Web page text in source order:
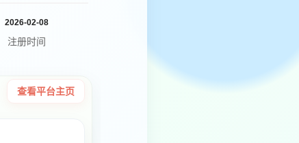
2026-02-08
注册时间
查看平台主页